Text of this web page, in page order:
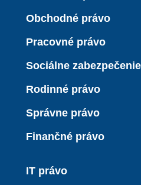
Obchodné právo
Pracovné právo
Sociálne zabezpečenie
Rodinné právo
Správne právo
Finančné právo
IT právo